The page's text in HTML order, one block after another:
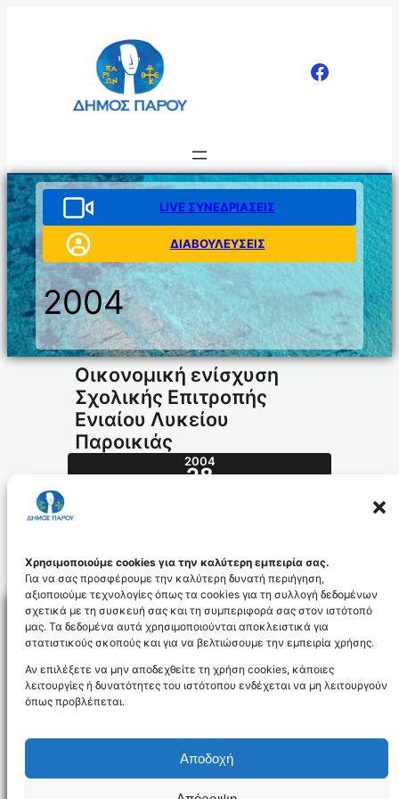
Χρησιμοποιούμε cookies για την καλύτερη εμπειρία σας.
Για να σας προσφέρουμε την καλύτερη δυνατή περιήγηση,
αξιοποιούμε τεχνολογίες όπως τα cookies για τη συλλογή δεδομένων
σχετικά με τη συσκευή σας και τη συμπεριφορά σας στον ιστότοπό
μας. Τα δεδομένα αυτά χρησιμοποιούνται αποκλειστικά για
στατιστικούς σκοπούς και για να βελτιώσουμε την εμπειρία χρήσης.
Αν επιλέξετε να μην αποδεχθείτε τη χρήση cookies, κάποιες
λειτουργίες ή δυνατότητες του ιστότοπου ενδέχεται να μη λειτουργούν
όπως προβλέπεται.
Αποδοχή
LIVE ΣΥΝΕΔΡΙΑΣΕΙΣ
ΔΙΑΒΟΥΛΕΥΣΕΙΣ
2004
Οικονομική ενίσχυση
Σχολικής Επιτροπής
Ενιαίου Λυκείου
Παροικιάς
2004
28
324.2004_id513
NEWSLETTER